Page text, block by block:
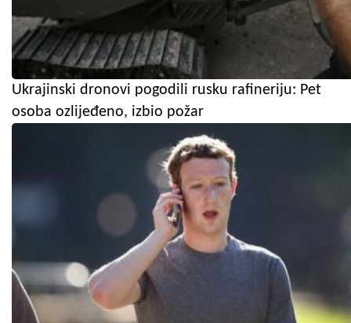
Ukrajinski dronovi pogodili rusku rafineriju: Pet
osoba ozlijeđeno, izbio požar